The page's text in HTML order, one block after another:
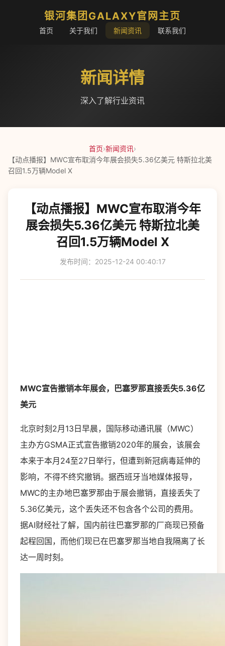
银河集团GALAXY官网主页
首页 关于我们 新闻资讯 联系我们
新闻详情
深入了解行业资讯
首页›新闻资讯›
【动点播报】MWC宣布取消今年展会损失5.36亿美元 特斯拉北美
召回1.5万辆Model X
【动点播报】MWC宣布取消今年
展会损失5.36亿美元 特斯拉北美
召回1.5万辆Model X
发布时间：2025-12-24 00:40:17
MWC宣告撤销本年展会，巴塞罗那直接丢失5.36亿
美元
北京时刻2月13日早晨，国际移动通讯展（MWC）
主办方GSMA正式宣告撤销2020年的展会，该展会
本来于本月24至27日举行，但遭到新冠病毒延伸的
影响，不得不终究撤销。据西班牙当地媒体报导，
MWC的主办地巴塞罗那由于展会撤销，直接丢失了
5.36亿美元，这个丢失还不包含各个公司的费用。
据AI财经社了解，国内前往巴塞罗那的厂商现已预备
起程回国，而他们现已在巴塞罗那当地自我隔离了长
达一周时刻。